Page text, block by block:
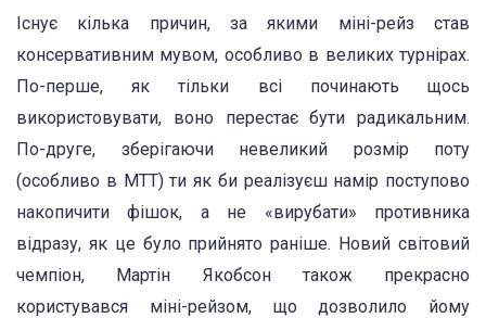
Існує кілька причин, за якими міні-рейз став
консервативним мувом, особливо в великих турнірах.
По-перше, як тільки всі починають щось
використовувати, воно перестає бути радикальним.
По-друге, зберігаючи невеликий розмір поту
(особливо в МТТ) ти як би реалізуєш намір поступово
накопичити фішок, а не «вирубати» противника
відразу, як це було прийнято раніше. Новий світовий
чемпіон, Мартін Якобсон також прекрасно
користувався міні-рейзом, що дозволило йому